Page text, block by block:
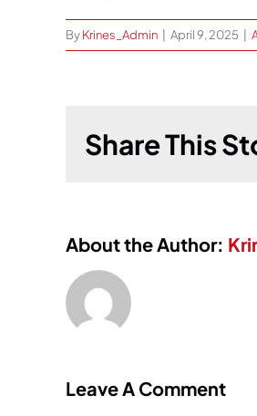
ByKrines_Admin April 9, 2025
Share This
About the Author:
Leave A Comment